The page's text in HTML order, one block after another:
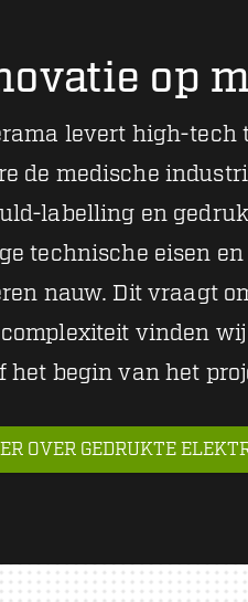
op
levert high-tech
de medische
labelling en
technische eisen
nauw. Dit vraagt
complexiteit vinden
het begin van het
OVER GEDRUKTE